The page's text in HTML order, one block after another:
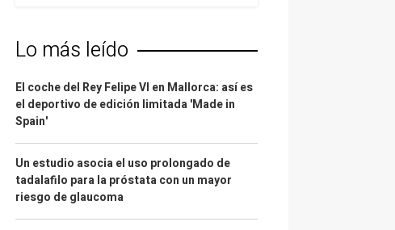
Lo más leído
El coche del Rey Felipe VI en Mallorca: así es
el deportivo de edición limitada 'Made in
Spain'
Un estudio asocia el uso prolongado de
tadalafilo para la próstata con un mayor
riesgo de glaucoma